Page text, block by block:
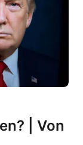
| Von